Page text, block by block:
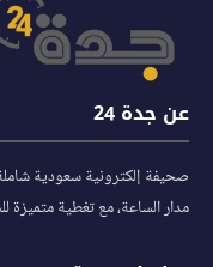
عن جدة 24
صحيفة إلكترونية سعودية شاملة
مدار الساعة، مع تغطية متميزة